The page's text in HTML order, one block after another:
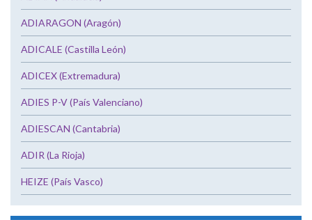
ADIARAGON (Aragón)
ADICALE (Castilla León)
ADICEX (Extremadura)
ADIES P-V (País Valenciano)
ADIESCAN (Cantabria)
ADIR (La Rioja)
HEIZE (País Vasco)